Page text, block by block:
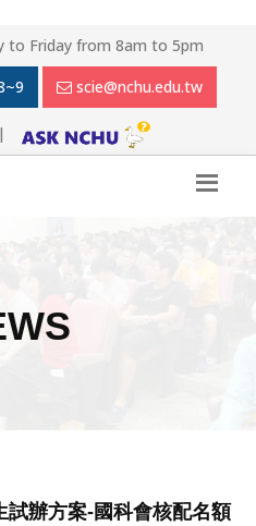
to Friday from 8am to 5pm
scie@nchu.edu.tw
辦方案-國科會核配名額